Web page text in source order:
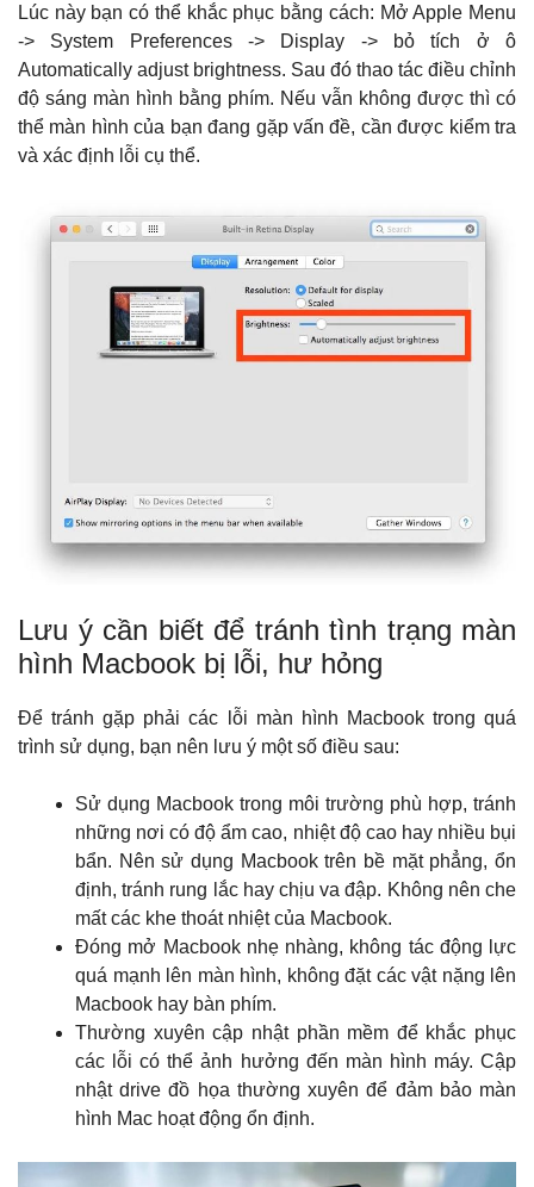
Lúc này bạn có thể khắc phục bằng cách: Mở Apple Menu
-> System Preferences -> Display -> bỏ tích ở ô
Automatically adjust brightness. Sau đó thao tác điều chỉnh
độ sáng màn hình bằng phím. Nếu vẫn không được thì có
thể màn hình của bạn đang gặp vấn đề, cần được kiểm tra
và xác định lỗi cụ thể.
Lưu ý cần biết để tránh tình trạng màn
hình Macbook bị lỗi, hư hỏng
Để tránh gặp phải các lỗi màn hình Macbook trong quá
trình sử dụng, bạn nên lưu ý một số điều sau:
Sử dụng Macbook trong môi trường phù hợp, tránh
những nơi có độ ẩm cao, nhiệt độ cao hay nhiều bụi
bẩn. Nên sử dụng Macbook trên bề mặt phẳng, ổn
định, tránh rung lắc hay chịu va đập. Không nên che
mất các khe thoát nhiệt của Macbook.
Đóng mở Macbook nhẹ nhàng, không tác động lực
quá mạnh lên màn hình, không đặt các vật nặng lên
Macbook hay bàn phím.
Thường xuyên cập nhật phần mềm để khắc phục
các lỗi có thể ảnh hưởng đến màn hình máy. Cập
nhật drive đồ họa thường xuyên để đảm bảo màn
hình Mac hoạt động ổn định.